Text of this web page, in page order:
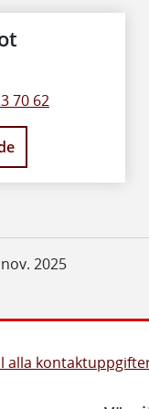
70 62
2025
alla